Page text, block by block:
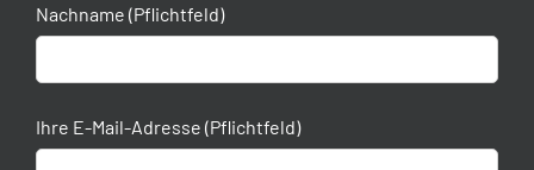
Nachname (Pflichtfeld)
Ihre E-Mail-Adresse (Pflichtfeld)